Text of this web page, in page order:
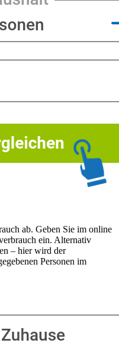
ab. Geben Sie im online
ein. Alternativ
– hier wird der
Personen im